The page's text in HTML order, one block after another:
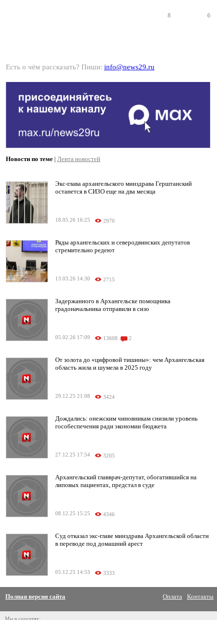
8 6
Есть о чём рассказать? Пиши: info@news29.ru
Новости по теме | Лента новостей
Экс-глава архангельского минздрава Герштанский
останется в СИЗО еще на два месяца
18.05.26 16:25 2970
Ряды архангельских и северодвинских депутатов
стремительно редеют
13.03.26 14:30 2715
Задержанного в Архангельске помощника
градоначальника отправили в сизо
05.02.26 17:09 13608 2
От золота до «цифровой тишины»: чем Архангельская
область жила и шумела в 2025 году
29.12.25 21:08 3424
Дождались: онежским чиновникам снизили уровень
гособеспечения ради экономии бюджета
27.12.25 17:54 3205
Архангельский главврач-депутат, обогатившийся на
липовых пациентах, предстал в суде
08.12.25 15:25 4346
Суд отказал экс-главе минздрава Архангельской области
в переводе под домашний арест
05.12.25 14:53 3333
Полная версия сайта Оплата Контакты
Мы в соцсетях: